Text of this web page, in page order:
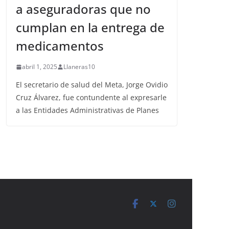
a aseguradoras que no
cumplan en la entrega de
medicamentos
abril 1, 2025 Llaneras10
El secretario de salud del Meta, Jorge Ovidio
Cruz Álvarez, fue contundente al expresarle
a las Entidades Administrativas de Planes